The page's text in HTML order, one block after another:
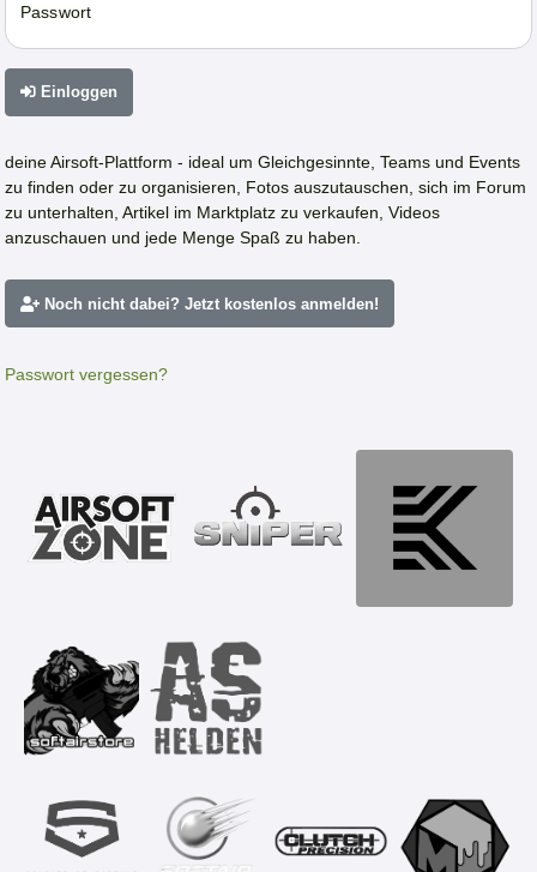
Passwort
Einloggen
deine Airsoft-Plattform - ideal um Gleichgesinnte, Teams und Events
zu finden oder zu organisieren, Fotos auszutauschen, sich im Forum
zu unterhalten, Artikel im Marktplatz zu verkaufen, Videos
anzuschauen und jede Menge Spaß zu haben.
Noch nicht dabei? Jetzt kostenlos anmelden!
Passwort vergessen?